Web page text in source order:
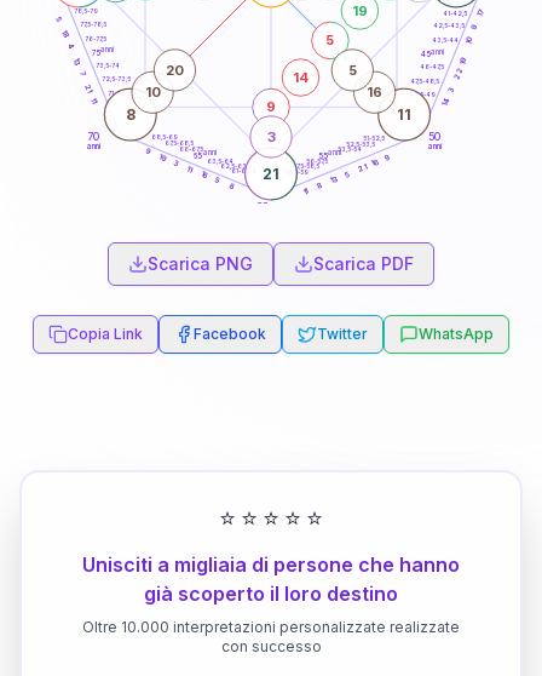
50
anni
60
70
anni
41-42,5
42,5-43,5
43,5-44
46-47,5
47,5-48,5
48,5-49
51-52,5
52,5-53,5
53,5-54
56-57,5
57,5-58,5
58,5-59
61-62,5
62,5-63,5
63,5-64
66-67,5
67,5-68,5
68,5-69
71-72,5
72,5-73,5
73,5-74
76-77,5
77,5-78,5
78,5-79 17
9
10
19
22
3
14
9
16
21
5
13
8
11
8
5
16
11
3
19
9
11
21
7
13
4
18
5
21
8 11
9
14
5
19
3
10
20
16
5
45anni
55anni
65anni
75anni
Scarica PNG Scarica PDF
Copia Link Facebook Twitter WhatsApp
⭐ ⭐ ⭐ ⭐ ⭐
Unisciti a migliaia di persone che hanno
già scoperto il loro destino
Oltre 10.000 interpretazioni personalizzate realizzate
con successo